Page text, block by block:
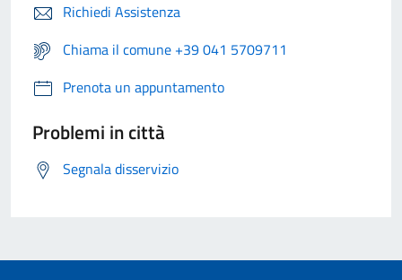
Richiedi Assistenza
Chiama il comune +39 041 5709711
Prenota un appuntamento
Problemi in città
Segnala disservizio